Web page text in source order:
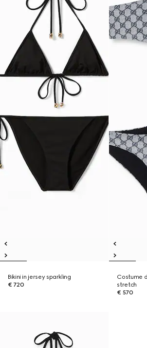
Bikini in jersey sparkling
€ 720
Costume
stretch
€ 570